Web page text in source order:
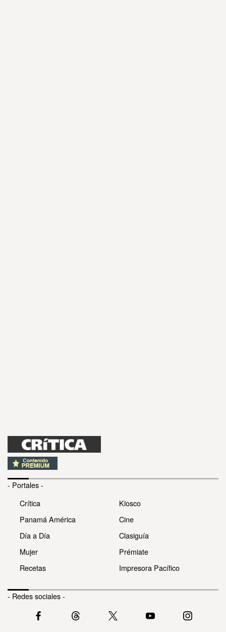
- Portales -
Crítica
Panamá América
Día a Día
Mujer
Recetas
Kiosco
Cine
Clasiguía
Prémiate
Impresora Pacífico
- Redes sociales -